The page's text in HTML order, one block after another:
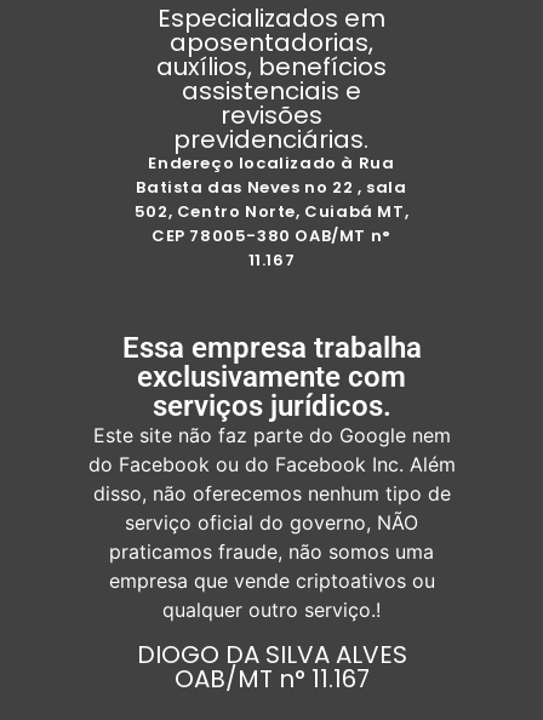
Especializados em
aposentadorias,
auxílios, benefícios
assistenciais e
revisões
previdenciárias.
Endereço localizado à Rua
Batista das Neves no 22 , sala
502, Centro Norte, Cuiabá MT,
CEP 78005-380 OAB/MT n°
11.167
Essa empresa trabalha
exclusivamente com
serviços jurídicos.
Este site não faz parte do Google nem
do Facebook ou do Facebook Inc. Além
disso, não oferecemos nenhum tipo de
serviço oficial do governo, NÃO
praticamos fraude, não somos uma
empresa que vende criptoativos ou
qualquer outro serviço.!
DIOGO DA SILVA ALVES
OAB/MT n° 11.167